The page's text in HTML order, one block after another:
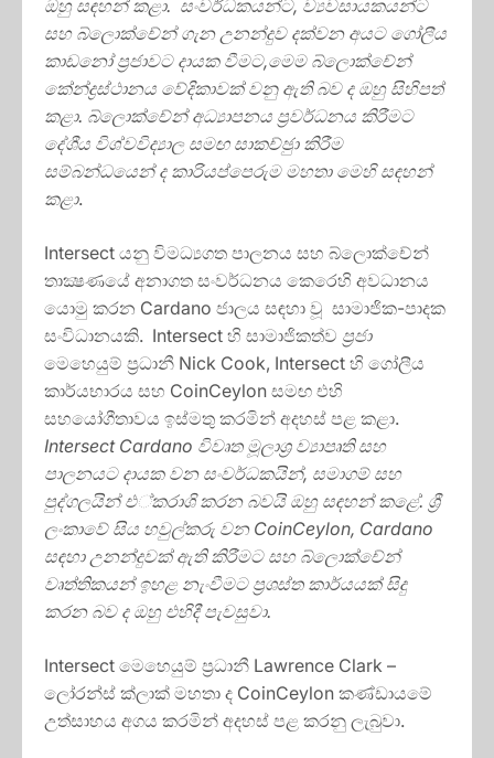
ඔහු සඳහන් කළා. සංවර්ධකයන්ට, ව්‍යවසායකයන්ට
සහ බ්ලොක්චේන් ගැන උනන්දුව දක්වන අයට ගෝලීය
කාඩනෝ ප‍්‍රජාවට දායක වීමට,මෙම බ්ලොක්චේන්
කේන්ද්‍රස්ථානය වේදිකාවක් වනු ඇති බව ද ඔහු සිහිපත්
කළා. බ්ලොක්චේන් අධ්‍යාපනය ප‍්‍රවර්ධනය කිරීමට
දේශීය විශ්වවිද්‍යාල සමඟ සාකච්ඡුා කිරීම
සම්බන්ධයෙන් ද කාරියප්පෙරුම මහතා මෙහි සඳහන්
කළා.
Intersect යනු විමධ්‍යගත පාලනය සහ බ්ලොක්චේන්
තාක්‍ෂණයේ අනාගත සංවර්ධනය කෙරෙහි අවධානය
යොමු කරන Cardano ජාලය සඳහා වූ සාමාජික-පාදක
සංවිධානයකි. Intersect හි සාමාජිකත්ව ප‍්‍රජා
මෙහෙයුම් ප‍්‍රධානී Nick Cook, Intersect හි ගෝලීය
කාර්යභාරය සහ CoinCeylon සමඟ එහි
සහයෝගීතාවය ඉස්මතු කරමින් අදහස් පළ කළා.
Intersect Cardano විවෘත මූලාශ‍්‍ර ව්‍යාපෘති සහ
පාලනයට දායක වන සංවර්ධකයින්, සමාගම් සහ
පුද්ගලයින් එ්කරාශි කරන බවයි ඔහු සඳහන් කළේ. ශ්‍රී
ලංකාවේ සිය හවුල්කරු වන CoinCeylon, Cardano
සඳහා උනන්දුවක් ඇති කිරීමට සහ බ්ලොක්චේන්
වෘත්තිකයන් ඉහළ නැංවීමට ප‍්‍රශස්ත කාර්යයක් සිදු
කරන බව ද ඔහු එහිදී පැවසුවා.
Intersect මෙහෙයුම් ප‍්‍රධානී Lawrence Clark –
ලෝරන්ස් ක්ලාක් මහතා ද CoinCeylon කණ්ඩායමේ
උත්සාහය අගය කරමින් අදහස් පළ කරනු ලැබුවා.